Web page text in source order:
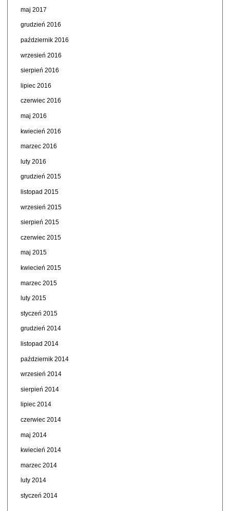
maj 2017
grudzień 2016
październik 2016
wrzesień 2016
sierpień 2016
lipiec 2016
czerwiec 2016
maj 2016
kwiecień 2016
marzec 2016
luty 2016
grudzień 2015
listopad 2015
wrzesień 2015
sierpień 2015
czerwiec 2015
maj 2015
kwiecień 2015
marzec 2015
luty 2015
styczeń 2015
grudzień 2014
listopad 2014
październik 2014
wrzesień 2014
sierpień 2014
lipiec 2014
czerwiec 2014
maj 2014
kwiecień 2014
marzec 2014
luty 2014
styczeń 2014